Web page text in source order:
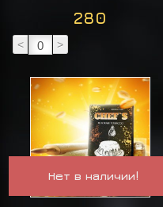
280
< >
Нет в наличии!